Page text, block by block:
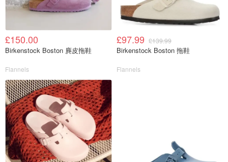
£150.00
Birkenstock Boston 麂皮拖鞋
Flannels
£97.99 £139.99
Birkenstock Boston 拖鞋
Flannels